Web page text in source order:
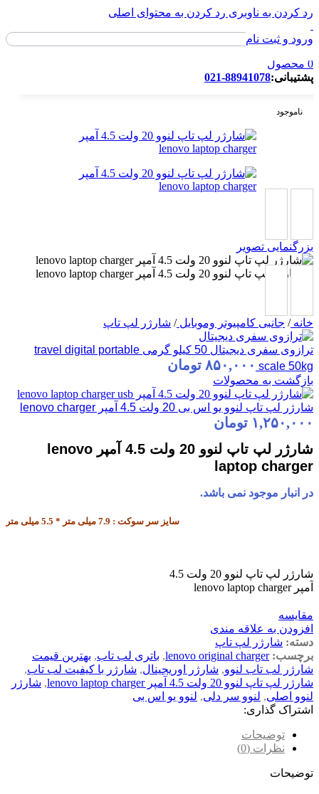
رد کردن به ناوبری رد کردن به محتوای اصلی
ورود و ثبت نام
ورود / ثبت نام
0 محصول
پشتیبانی:88941078-021
ناموجود
بزرگنمایی تصویر
خانه/ جانبی کامپیوتر وموبایل/ شارژر لپ تاپ
ترازوی سفری دیجیتال 50 کیلو گرمی travel digital portable
scale 50kg ۸۵۰,۰۰۰ تومان
بازگشت به محصولات
شارژر لپ تاپ لنوو یو اس بی 20 ولت 4.5 آمپر lenovo charger
۱,۲۵۰,۰۰۰ تومان
شارژر لپ تاپ لنوو 20 ولت 4.5 آمپر lenovo
laptop charger
در انبار موجود نمی باشد.
سایز سر سوکت : 7.9 میلی متر * 5.5 میلی متر
شارژر لپ تاپ لنوو 20 ولت 4.5
آمپر lenovo laptop charger
مقایسه
افزودن به علاقه مندی
دسته: شارژر لپ تاپ
برچسب: lenovo original charger
, باتری لب تاب, بهترین قیمت
شارژر لب تاب لنوو, شارژر اوریجینال, شارژر با کیفیت لب تاب,
شارژر لپ تاپ لنوو 20 ولت 4.5 آمپر lenovo laptop charger
, شارژر
لنوو اصلی, لنوو سر دلی, لنوو یو اس بی
اشتراک گذاری:
توضیحات
نظرات (0)
توضیحات